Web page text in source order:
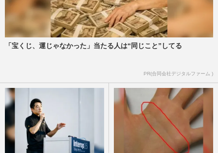
「宝くじ、運じゃなかった」当たる人は“同じこと”してる
PR(合同会社デジタルファーム )